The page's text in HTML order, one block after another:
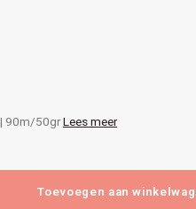
90m/50grLees meer
Toevoegen aan